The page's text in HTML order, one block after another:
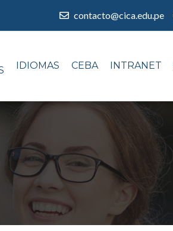
contacto@cica.edu.pe
IDIOMAS CEBA INTRANET